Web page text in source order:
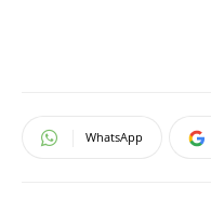
WhatsApp